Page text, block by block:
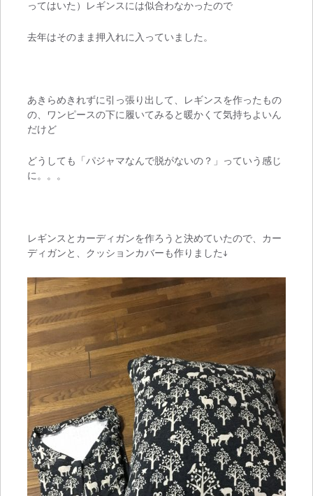
ってはいた）レギンスには似合わなかったので
去年はそのまま押入れに入っていました。
あきらめきれずに引っ張り出して、レギンスを作ったもの
の、ワンピースの下に履いてみると暖かくて気持ちよいん
だけど
どうしても「パジャマなんで脱がないの？」っていう感じ
に。。。
レギンスとカーディガンを作ろうと決めていたので、カー
ディガンと、クッションカバーも作りました↓